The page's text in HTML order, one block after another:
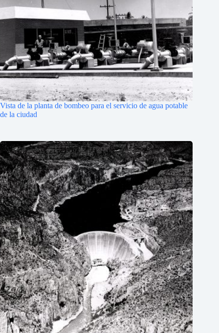
Vista de la planta de bombeo para el servicio de agua potable
de la ciudad